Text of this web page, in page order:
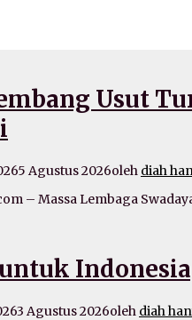
Usut
5 Agustus 2026oleh diah
– Massa Lembaga
3 Agustus 2026oleh diah